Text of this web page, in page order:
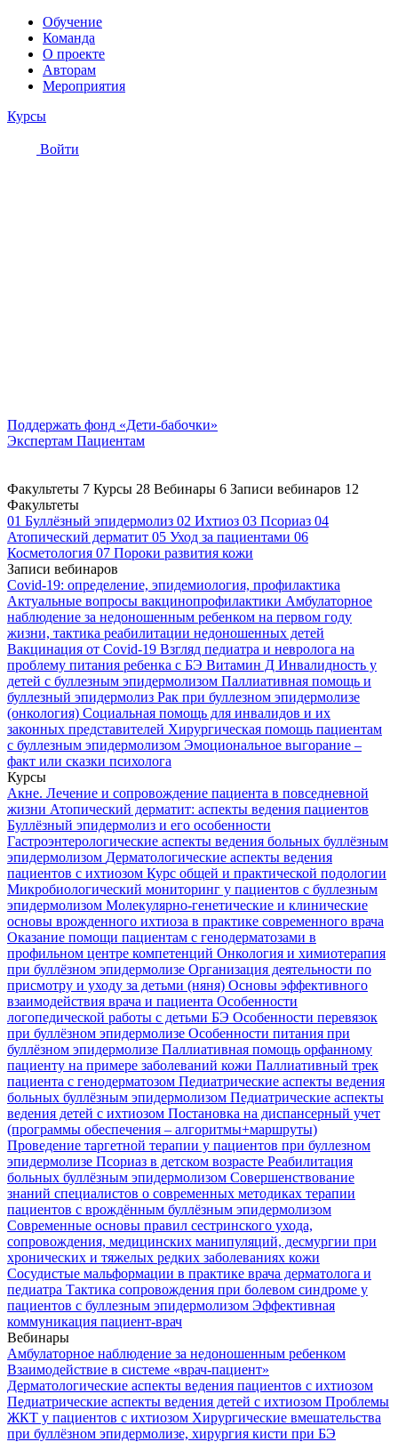
Обучение
Команда
О проекте
Авторам
Мероприятия
Курсы
Войти
Поддержать фонд «Дети-бабочки»
Экспертам Пациентам
Факультеты 7 Курсы 28 Вебинары 6 Записи вебинаров 12
Факультеты
01 Буллёзный эпидермолиз 02 Ихтиоз 03 Псориаз 04
Атопический дерматит 05 Уход за пациентами 06
Косметология 07 Пороки развития кожи
Записи вебинаров
Covid-19: определение, эпидемиология, профилактика
Актуальные вопросы вакцинопрофилактики Амбулаторное
наблюдение за недоношенным ребенком на первом году
жизни, тактика реабилитации недоношенных детей
Вакцинация от Covid-19 Взгляд педиатра и невролога на
проблему питания ребенка с БЭ Витамин Д Инвалидность у
детей с буллезным эпидермолизом Паллиативная помощь и
буллезный эпидермолиз Рак при буллезном эпидермолизе
(онкология) Социальная помощь для инвалидов и их
законных представителей Хирургическая помощь пациентам
с буллезным эпидермолизом Эмоциональное выгорание –
факт или сказки психолога
Курсы
Акне. Лечение и сопровождение пациента в повседневной
жизни Атопический дерматит: аспекты ведения пациентов
Буллёзный эпидермолиз и его особенности
Гастроэнтерологические аспекты ведения больных буллёзным
эпидермолизом Дерматологические аспекты ведения
пациентов с ихтиозом Курс общей и практической подологии
Микробиологический мониторинг у пациентов с буллезным
эпидермолизом Молекулярно-генетические и клинические
основы врожденного ихтиоза в практике современного врача
Оказание помощи пациентам с генодерматозами в
профильном центре компетенций Онкология и химиотерапия
при буллёзном эпидермолизе Организация деятельности по
присмотру и уходу за детьми (няня) Основы эффективного
взаимодействия врача и пациента Особенности
логопедической работы с детьми БЭ Особенности перевязок
при буллёзном эпидермолизе Особенности питания при
буллёзном эпидермолизе Паллиативная помощь орфанному
пациенту на примере заболеваний кожи Паллиативный трек
пациента с генодерматозом Педиатрические аспекты ведения
больных буллёзным эпидермолизом Педиатрические аспекты
ведения детей с ихтиозом Постановка на диспансерный учет
(программы обеспечения – алгоритмы+маршруты)
Проведение таргетной терапии у пациентов при буллезном
эпидермолизе Псориаз в детском возрасте Реабилитация
больных буллёзным эпидермолизом Совершенствование
знаний специалистов о современных методиках терапии
пациентов с врождённым буллёзным эпидермолизом
Современные основы правил сестринского ухода,
сопровождения, медицинских манипуляций, десмургии при
хронических и тяжелых редких заболеваниях кожи
Сосудистые мальформации в практике врача дерматолога и
педиатра Тактика сопровождения при болевом синдроме у
пациентов с буллезным эпидермолизом Эффективная
коммуникация пациент-врач
Вебинары
Амбулаторное наблюдение за недоношенным ребенком
Взаимодействие в системе «врач-пациент»
Дерматологические аспекты ведения пациентов с ихтиозом
Педиатрические аспекты ведения детей с ихтиозом Проблемы
ЖКТ у пациентов с ихтиозом Хирургические вмешательства
при буллёзном эпидермолизе, хирургия кисти при БЭ